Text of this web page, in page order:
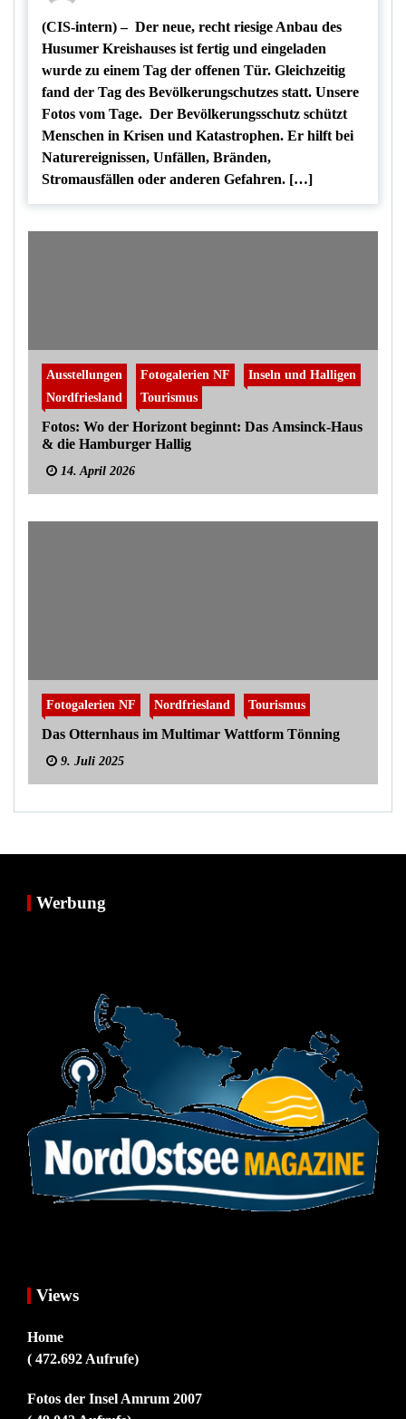
(CIS-intern) – Der neue, recht riesige Anbau des
Husumer Kreishauses ist fertig und eingeladen
wurde zu einem Tag der offenen Tür. Gleichzeitig
fand der Tag des Bevölkerungschutzes statt. Unsere
Fotos vom Tage. Der Bevölkerungsschutz schützt
Menschen in Krisen und Katastrophen. Er hilft bei
Naturereignissen, Unfällen, Bränden,
Stromausfällen oder anderen Gefahren. […]
Ausstellungen Fotogalerien NF
Inseln und Halligen
Nordfriesland
Tourismus
Fotos: Wo der Horizont beginnt: Das Amsinck-Haus
& die Hamburger Hallig
14. April 2026
Fotogalerien NF Nordfriesland Tourismus
Das Otternhaus im Multimar Wattform Tönning
9. Juli 2025
Werbung
Views
Home
( 472.692 Aufrufe)
Fotos der Insel Amrum 2007